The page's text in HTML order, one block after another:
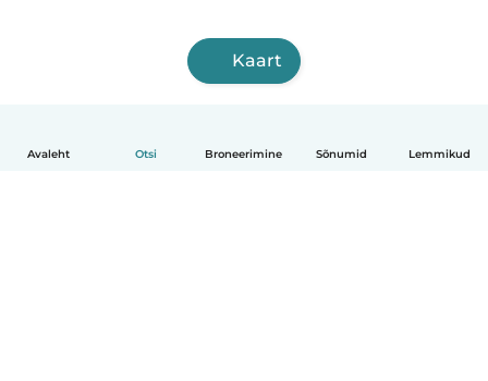
Avaleht Otsi Broneerimine Sõnumid Lemmikud
Kaart